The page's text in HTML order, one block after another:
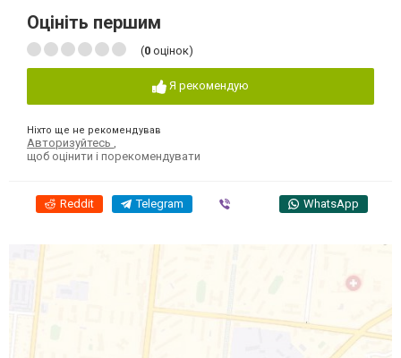
Оцініть першим
(0 оцінок)
Я рекомендую
Ніхто ще не рекомендував
Авторизуйтесь
щоб оцінити і порекомендувати
Reddit Telegram WhatsApp